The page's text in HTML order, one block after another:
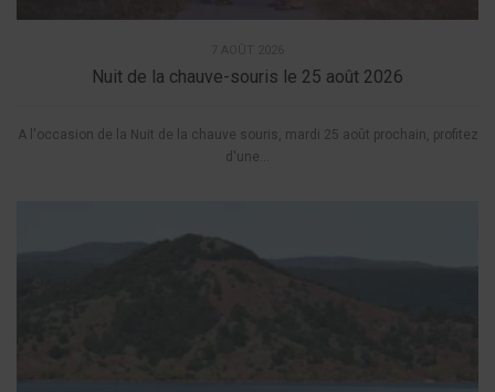
Nuit de la chauve-souris le 25 août 2026
A l'occasion de la Nuit de la chauve souris, mardi 25 août prochain, profitez
d'une...